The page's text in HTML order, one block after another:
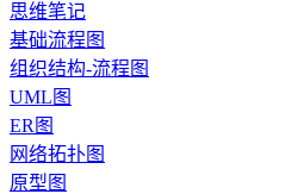
思维笔记
基础流程图
组织结构-流程图
UML图
ER图
网络拓扑图
原型图